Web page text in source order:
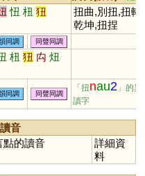
忸 杻 狃
扭曲,別扭,扭轉
乾坤,扭捏
同調 同聲同調
杻 狃 禸 炄
同調 同聲同調
「扭nau2 」的異
讀字
音
點的讀音
詳細資
料